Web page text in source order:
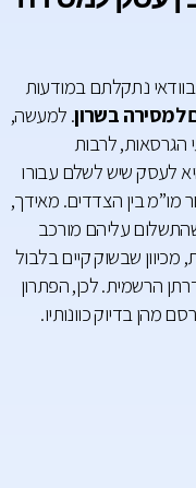
נתקלתם במודעות
למסירה בשרון. למעשה,
הגרסאות, לרבות
לעסק שיש לשלם עבורו
מו”מ בין הצדדים. מאידך,
עליהם מורכב
מכיוון שבשוק קיים בלבול
הרשמית. לכן, הפתרון
מהן בדיוק כוונותיו.